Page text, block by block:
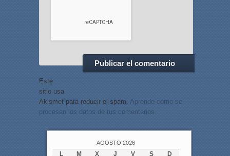
Este
sitio usa
Akismet para reducir el spam. Aprende cómo se
procesan los datos de tus comentarios.
AGOSTO 2026
L M X J V S
D